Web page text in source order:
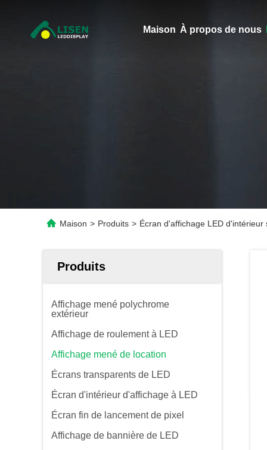
Maison À propos de nous
Maison > Produits > Écran d'affichage LED
Produits
Affichage mené polychrome
extérieur
Affichage de roulement à LED
Affichage mené de location
Écrans transparents de LED
Écran d'intérieur d'affichage à LED
Écran fin de lancement de pixel
Affichage de bannière de LED